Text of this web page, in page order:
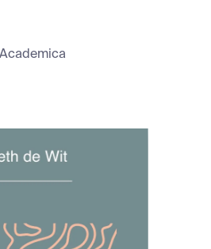
Academica